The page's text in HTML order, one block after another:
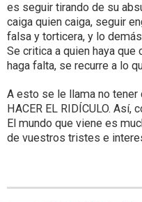
es seguir tirando de su
caiga quien caiga, seguir
falsa y torticera, y lo
Se critica a quien haya
haga falta, se recurre a lo
A esto se le llama no tener
HACER EL RIDÍCULO. Así,
El mundo que viene es
de vuestros tristes e